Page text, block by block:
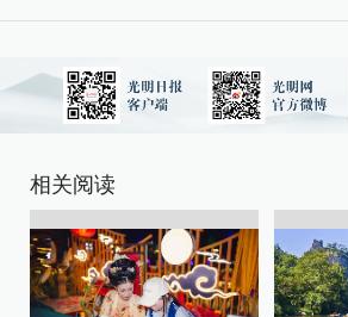
相关阅读